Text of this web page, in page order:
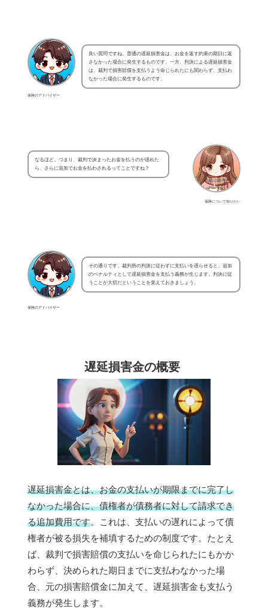
保険のアドバイザー
良い質問ですね。普通の遅延損害金は、お金を返す約束の期日に返
さなかった場合に発生するものです。一方、判決による遅延損害金
は、裁判で損害賠償を支払うよう命じられたにも関わらず、支払わ
なかった場合に発生するものです。
保険について知りたい
なるほど。つまり、裁判で決まったお金を払うのが遅れた
ら、さらに追加でお金を払わされるってことですね？
保険のアドバイザー
その通りです。裁判所の判決に従わずに支払いを遅らせると、追加
のペナルティとして遅延損害金を支払う義務が生じます。判決に従
うことが大切だということを覚えておきましょう。
遅延損害金の概要
遅延損害金とは、お金の支払いが期限までに完了し
なかった場合に、債権者が債務者に対して請求でき
る追加費用です。これは、支払いの遅れによって債
権者が被る損失を補填するための制度です。たとえ
ば、裁判で損害賠償の支払いを命じられたにもかか
わらず、決められた期日までに支払わなかった場
合、元の損害賠償金に加えて、遅延損害金も支払う
義務が発生します。